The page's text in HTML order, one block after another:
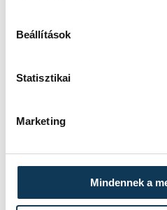
Beállítások
Statisztikai
Marketing
Mindennek a
TOVÁBBI
GAZDASÁG